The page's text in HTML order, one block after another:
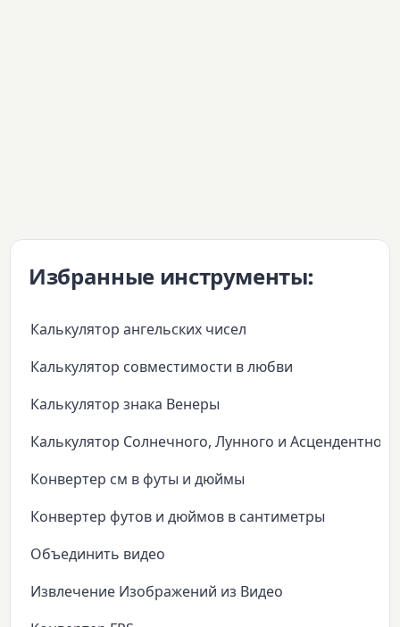
Избранные инструменты:
Калькулятор ангельских чисел
Калькулятор совместимости в любви
Калькулятор знака Венеры
Калькулятор Солнечного, Лунного и Асцендентного
Конвертер см в футы и дюймы
Конвертер футов и дюймов в сантиметры
Объединить видео
Извлечение Изображений из Видео